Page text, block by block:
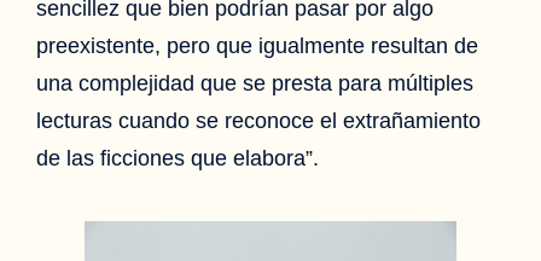
sencillez que bien podrían pasar por algo
preexistente, pero que igualmente resultan de
una complejidad que se presta para múltiples
lecturas cuando se reconoce el extrañamiento
de las ficciones que elabora”.